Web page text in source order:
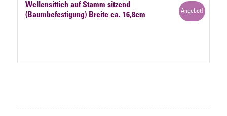
Wellensittich auf Stamm sitzend
(Baumbefestigung) Breite ca. 16,8cm
Angebot!